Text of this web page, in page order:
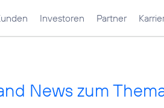
Investoren Partner
News zum